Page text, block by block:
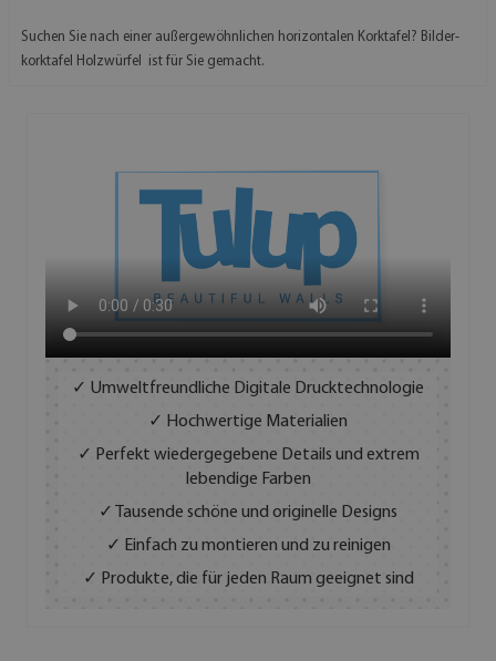
Suchen Sie nach einer außergewöhnlichen horizontalen Korktafel? Bilder-
korktafel Holzwürfel ist für Sie gemacht.
✓ Umweltfreundliche Digitale Drucktechnologie
✓ Hochwertige Materialien
✓ Perfekt wiedergegebene Details und extrem
lebendige Farben
✓ Tausende schöne und originelle Designs
✓ Einfach zu montieren und zu reinigen
✓ Produkte, die für jeden Raum geeignet sind